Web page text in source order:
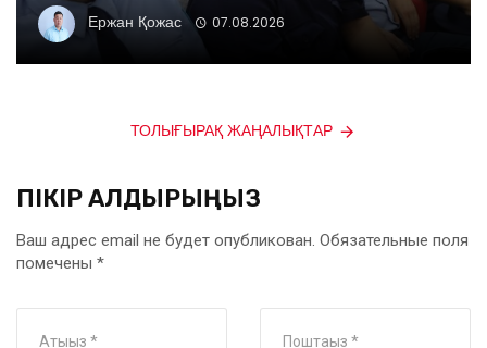
Ержан Қожас 07.08.2026
ТОЛЫҒЫРАҚ ЖАҢАЛЫҚТАР
ПІКІР ҚАЛДЫРЫҢЫЗ
Ваш адрес email не будет опубликован. Обязательные поля
помечены *